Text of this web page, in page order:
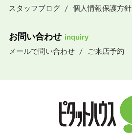
スタッフブログ
個人情報保護方針
お問い合わせ inquiry
メールで問い合わせ
ご来店予約